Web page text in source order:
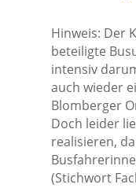
Hinweis: Der
beteiligte
intensiv
auch wieder
Blomberger
Doch leider
realisieren,
(Stichwort